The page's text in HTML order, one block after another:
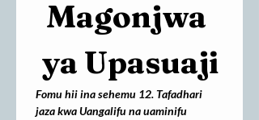
Magonjwa
ya Upasuaji
Fomu hii ina sehemu 12. Tafadhari
jaza kwa Uangalifu na uaminifu